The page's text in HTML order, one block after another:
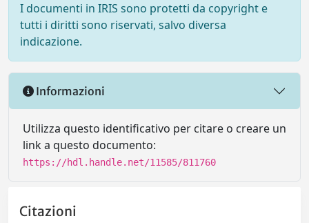
I documenti in IRIS sono protetti da copyright e
tutti i diritti sono riservati, salvo diversa
indicazione.
Informazioni
Utilizza questo identificativo per citare o creare un
link a questo documento:
https://hdl.handle.net/11585/811760
Citazioni